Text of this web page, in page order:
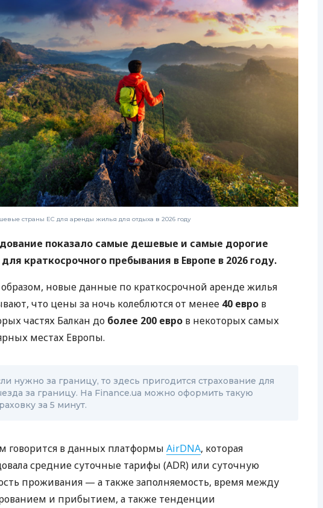
ЕЖЕМЕСЯЧНЫЙ ОБЗОР
КЕШБЭКА
ПУТЕВОДИТЕЛИ ПО
БАНКОВСКИМ КАРТАМ
страны ЕС для аренды жилья для отдыха в 2026 году
показало самые дешевые и самые дорогие
краткосрочного пребывания в Европе в 2026 году.
новые данные по краткосрочной аренде жилья
что цены за ночь колеблются от менее 40 евро в
частях Балкан до более 200 евро в некоторых самых
местах Европы.
нужно за границу, то здесь пригодится страхование для
за границу. На Finance.ua можно оформить такую
за 5 минут.
говорится в данных платформы AirDNA, которая
средние суточные тарифы (ADR) или суточную
проживания — а также заполняемость, время между
и прибытием, а также тенденции